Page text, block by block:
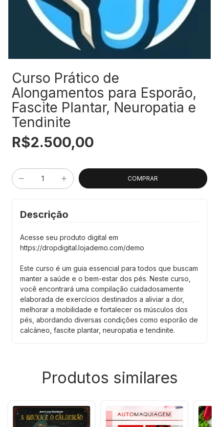
Curso Prático de
Alongamentos para Esporão,
Fascite Plantar, Neuropatia e
Tendinite
R$2.500,00
Descrição
Acesse seu produto digital em
https://dropdigital.lojademo.com/demo
Este curso é um guia essencial para todos que buscam
manter a saúde e o bem-estar dos pés. Neste curso,
você encontrará uma compilação cuidadosamente
elaborada de exercícios destinados a aliviar a dor,
melhorar a mobilidade e fortalecer os músculos dos
pés, abordando diversas condições como esporão de
calcâneo, fascite plantar, neuropatia e tendinite.
Produtos similares